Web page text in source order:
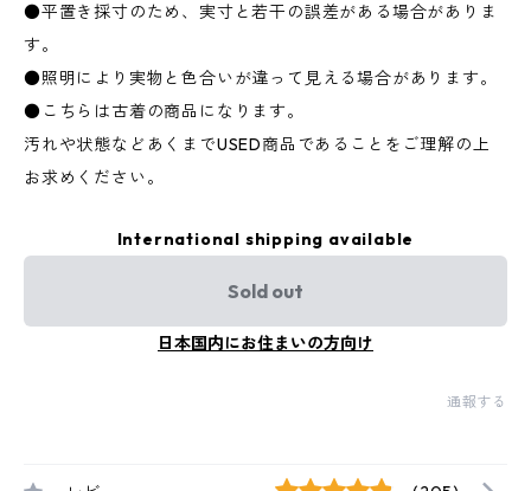
●平置き採寸のため、実寸と若干の誤差がある場合がありま
す。
●照明により実物と色合いが違って見える場合があります。
●こちらは古着の商品になります。
汚れや状態などあくまでUSED商品であることをご理解の上
お求めください。
International shipping available
Sold out
日本国内にお住まいの方向け
通報する